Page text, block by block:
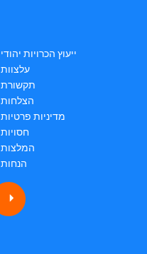
ייעוץ הכרויות יהודי
עלצוות
תקשורת
הצלחות
מדיניות פרטיות
חסויות
המלצות
הנחות